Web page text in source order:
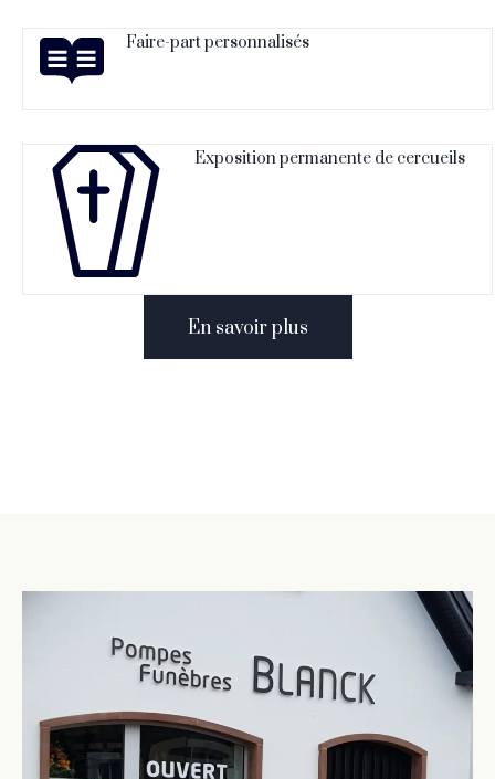
Faire-part personnalisés
Exposition permanente de cercueils
En savoir plus